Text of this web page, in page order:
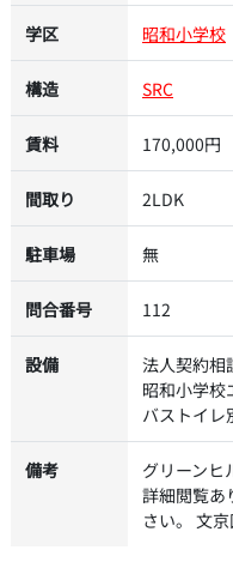
学区 昭和小学校
構造 SRC
賃料 170,000円
間取り 2LDK
駐車場 無
問合番号 112
設備
法人契約相
昭和小学校
バストイレ
備考
グリーン
詳細閲覧あ
さい。 文